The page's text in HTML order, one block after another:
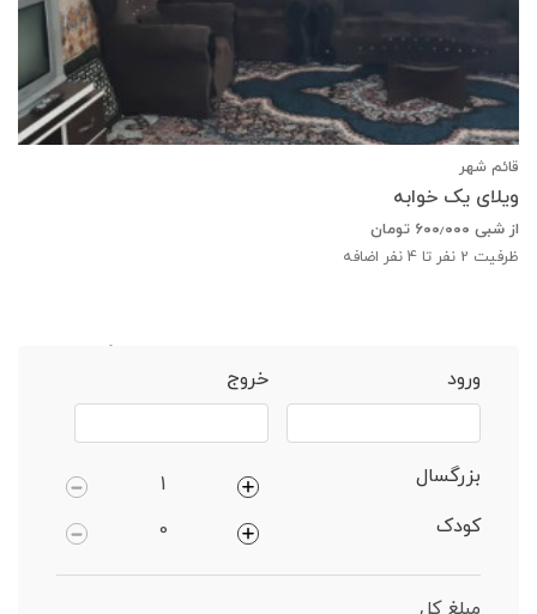
قائم شهر
ویلای یک خوابه
از شبی ۶۰۰٫۰۰۰ تومان
ظرفیت 2 نفر تا 4 نفر اضافه
ورود
خروج
بزرگسال
کودک